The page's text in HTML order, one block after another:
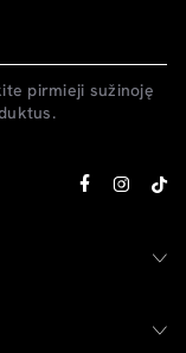
pirmieji sužinoję